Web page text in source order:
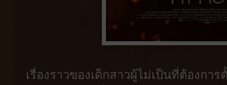
เรื่องราวของเด็กสาวผู้ไม่เป็นที่ต้องกา